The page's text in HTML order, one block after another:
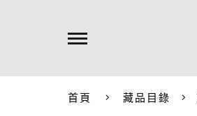
首頁 藏品目錄